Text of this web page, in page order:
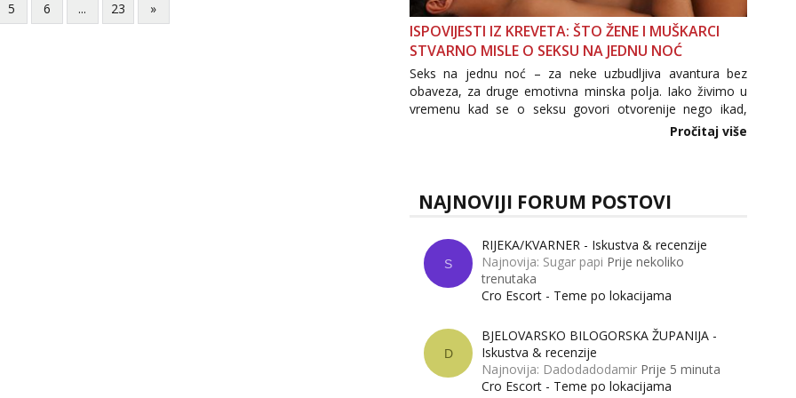
5 6 ... 23 »
ISPOVIJESTI IZ KREVETA: ŠTO ŽENE I MUŠKARCI
STVARNO MISLE O SEKSU NA JEDNU NOĆ
Seks na jednu noć – za neke uzbudljiva avantura bez
obaveza, za druge emotivna minska polja. Iako živimo u
vremenu kad se o seksu govori otvorenije nego ikad,
tema „jedne noći strasti“ i dalje izaziva burne rasprave. Što
Pročitaj više
NAJNOVIJI FORUM POSTOVI
S
RIJEKA/KVARNER - Iskustva & recenzije
Najnovija: Sugar papi Prije nekoliko
trenutaka
Cro Escort - Teme po lokacijama
D
BJELOVARSKO BILOGORSKA ŽUPANIJA -
Iskustva & recenzije
Najnovija: Dadodadodamir Prije 5 minuta
Cro Escort - Teme po lokacijama